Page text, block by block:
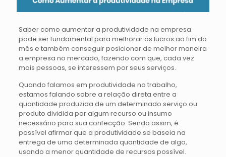
Saber como aumentar a produtividade na empresa
pode ser fundamental para melhorar os lucros ao fim do
mês e também conseguir posicionar de melhor maneira
a empresa no mercado, fazendo com que, cada vez
mais pessoas, se interessem por seus serviços.
Quando falamos em produtividade no trabalho,
estamos falando sobre a relação direta entre a
quantidade produzida de um determinado serviço ou
produto dividida por algum recurso ou insumo
necessário para sua confecção. Sendo assim, é
possível afirmar que a produtividade se baseia na
entrega de uma determinada quantidade de algo,
usando a menor quantidade de recursos possível.